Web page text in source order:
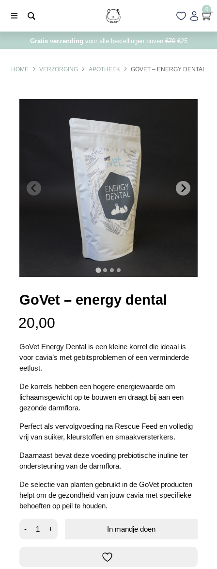
0
Gratis verzending voor alle bestellingen boven€70€25
HOME VERZORGING APOTHEEK GOVET – ENERGY DENTAL
GoVet – energy dental
20,00
GoVet Energy Dental is een kleine korrel die ideaal is
voor cavia’s met gebitsproblemen of een verminderde
eetlust.
De korrels hebben een hogere energiewaarde om
lichaamsgewicht op te bouwen en draagt bij aan een
gezonde darmflora.
Perfect als vervolgvoeding na Rescue Feed en volledig
vrij van suiker, kleurstoffen en smaakversterkers.
Daarnaast bevat deze voeding prebiotische inuline ter
ondersteuning van de darmflora.
De selectie van planten gebruikt in de GoVet producten
helpt om de gezondheid van jouw cavia met specifieke
behoeften op peil te houden.
- + In mandje doen